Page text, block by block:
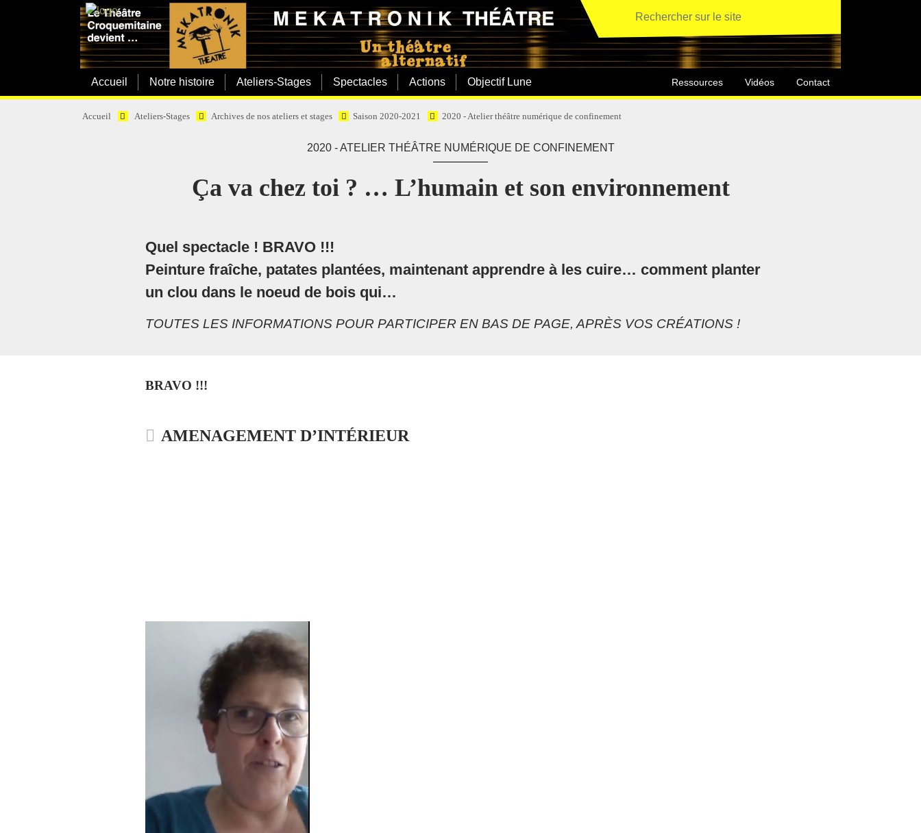
Accueil Notre histoire Ateliers-Stages Spectacles Actions Objectif Lune Ressources Vidéos Contact
Accueil Ateliers-Stages Archives de nos ateliers et stages Saison 2020-2021 2020 - Atelier théâtre numérique de confinement
2020 - ATELIER THÉÂTRE NUMÉRIQUE DE CONFINEMENT
Ça va chez toi ? … L’humain et son environnement
Quel spectacle ! BRAVO !!!
Peinture fraîche, patates plantées, maintenant apprendre à les cuire… comment planter
un clou dans le noeud de bois qui…
TOUTES LES INFORMATIONS POUR PARTICIPER EN BAS DE PAGE, APRÈS VOS CRÉATIONS !
BRAVO !!!
AMENAGEMENT D’INTÉRIEUR